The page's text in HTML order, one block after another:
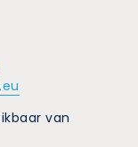
van